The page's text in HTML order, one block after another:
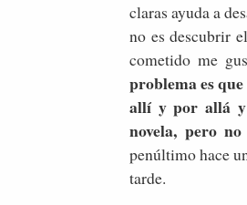
claras ayuda a
no es descubrir
cometido me
problema es
allí y por allá y
novela, pero
penúltimo hace
tarde.